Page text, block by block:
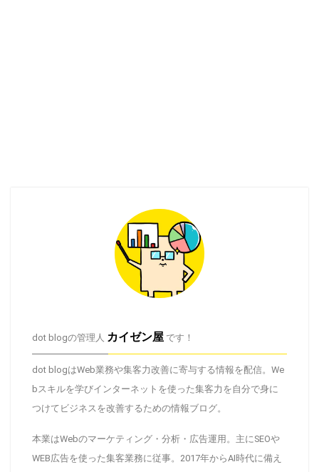
dot blogの管理人 カイゼン屋 です！
dot blogはWeb業務や集客力改善に寄与する情報を配信。We
bスキルを学びインターネットを使った集客力を自分で身に
つけてビジネスを改善するための情報ブログ。
本業はWebのマーケティング・分析・広告運用。主にSEOや
WEB広告を使った集客業務に従事。2017年からAI時代に備え